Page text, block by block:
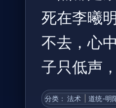
死在李曦
不去，心
子只低声
分类 ：​ 法术 道统-明